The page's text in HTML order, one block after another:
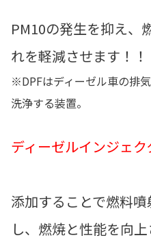
PM10の発生を抑え、
れを軽減させます！！
※DPFはディーゼル車の排
洗浄する装置。
ディーゼルインジェ
添加することで燃料
し、燃焼と性能を向上